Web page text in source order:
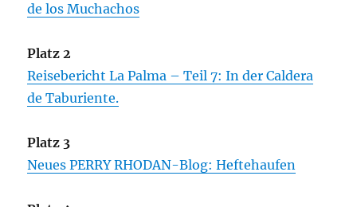
de los Muchachos
Platz 2
Reisebericht La Palma – Teil 7: In der Caldera
de Taburiente.
Platz 3
Neues PERRY RHODAN-Blog: Heftehaufen